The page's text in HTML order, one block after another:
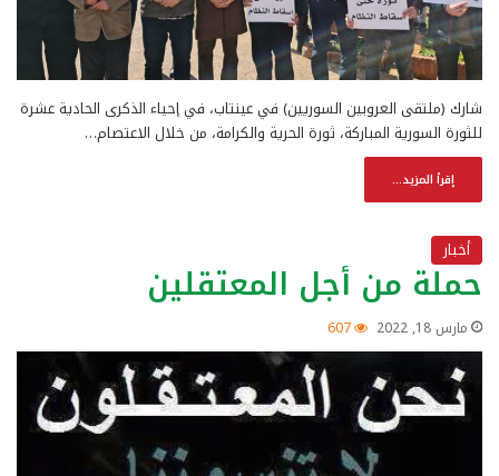
شارك (ملتقى العروبين السوريين) في عينتاب، في إحياء الذكرى الحادية عشرة
للثورة السورية المباركة، ثورة الحرية والكرامة، من خلال الاعتصام…
إقرأ المزيد...
أخبار
حملة من أجل المعتقلين
مارس 18, 2022 607